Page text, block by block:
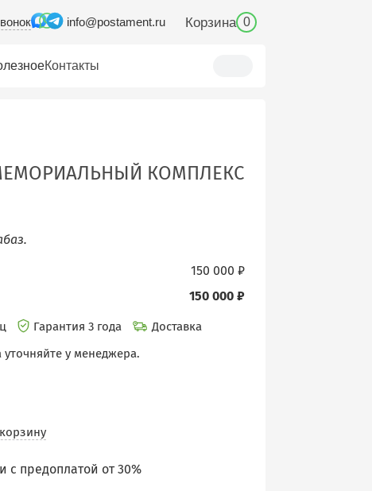
info@postament.ru Корзина 0
Контакты
КОМПЛЕКС
150 000 ₽
150 000 ₽
Гарантия 3 года
Доставка
у менеджера.
с предоплатой от 30%